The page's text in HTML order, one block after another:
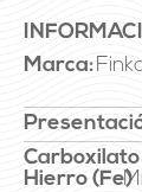
Marca:
Hierro (Fe)